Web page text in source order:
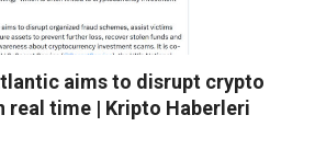
aims to disrupt crypto
real time | Kripto Haberleri